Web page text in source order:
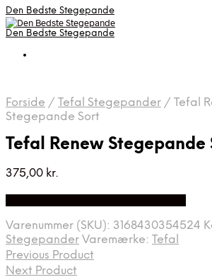
Den Bedste Stegepande
Den Bedste Stegepande
Forside / Tefal Stegepander / Tefal
Stegepande Sort
Tefal Renew Stegepande
375,00 kr.
Varenummer (SKU): 3168430354524
Stegepander Varemærke: Tefal
Previous Product
Next Product